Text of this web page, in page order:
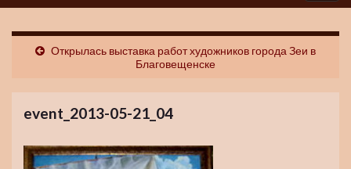
выкл
Открылась выставка работ художников города Зеи в
Благовещенске
event_2013-05-21_04